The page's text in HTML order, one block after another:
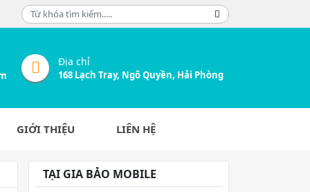
Địa chỉ
168 Lạch Tray, Ngô Quyền, Hải Phòng
GIỚI THIỆU LIÊN HỆ
TẠI GIA BẢO MOBILE